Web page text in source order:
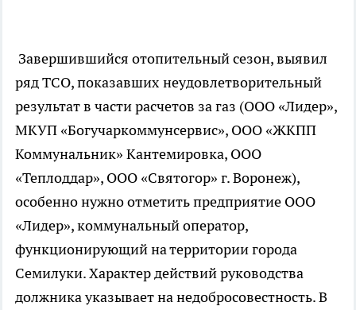
Завершившийся отопительный сезон, выявил
ряд ТСО, показавших неудовлетворительный
результат в части расчетов за газ (ООО «Лидер»,
МКУП «Богучаркоммунсервис», ООО «ЖКПП
Коммунальник» Кантемировка, ООО
«Теплоддар», ООО «Святогор» г. Воронеж),
особенно нужно отметить предприятие ООО
«Лидер», коммунальный оператор,
функционирующий на территории города
Семилуки. Характер действий руководства
должника указывает на недобросовестность. В